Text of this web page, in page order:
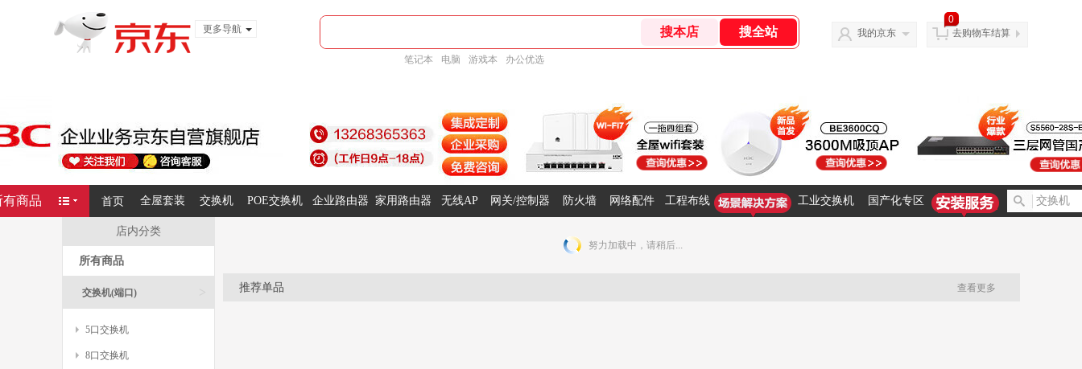
更多导航
笔记本 电脑 游戏本 办公优选
我的京东
0
去购物车结算
首页 企业路由器 无线AP
商品 交换机 POE交换机 网关/控制器 防火墙 网络配件 工业交换机
工程布线
全屋套装 国产化专区
家用路由器
店内分类
所有商品
交换机(端口)
5口交换机
8口交换机
努力加载中，请稍后...
查看更多
推荐单品